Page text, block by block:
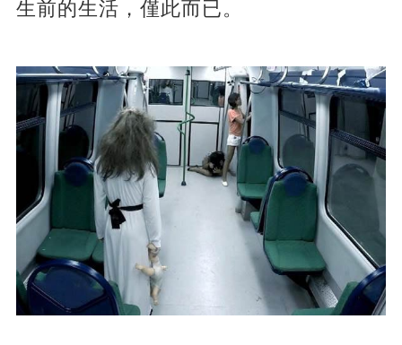
生前的生活，僅此而已。